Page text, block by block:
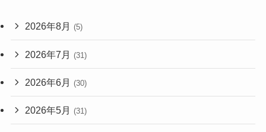
2026年8月 (5)
2026年7月 (31)
2026年6月 (30)
2026年5月 (31)